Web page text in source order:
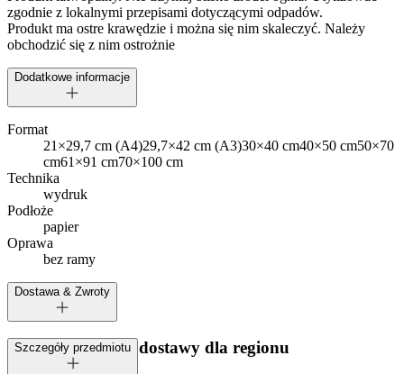
zgodnie z lokalnymi przepisami dotyczącymi odpadów.
Produkt ma ostre krawędzie i można się nim skaleczyć. Należy
obchodzić się z nim ostrożnie
Dodatkowe informacje
Format
21×29,7 cm (A4)29,7×42 cm (A3)30×40 cm40×50 cm50×70
cm61×91 cm70×100 cm
Technika
wydruk
Podłoże
papier
Oprawa
bez ramy
Dostawa & Zwroty
Dostępne metody dostawy dla regionu
Szczegóły przedmiotu